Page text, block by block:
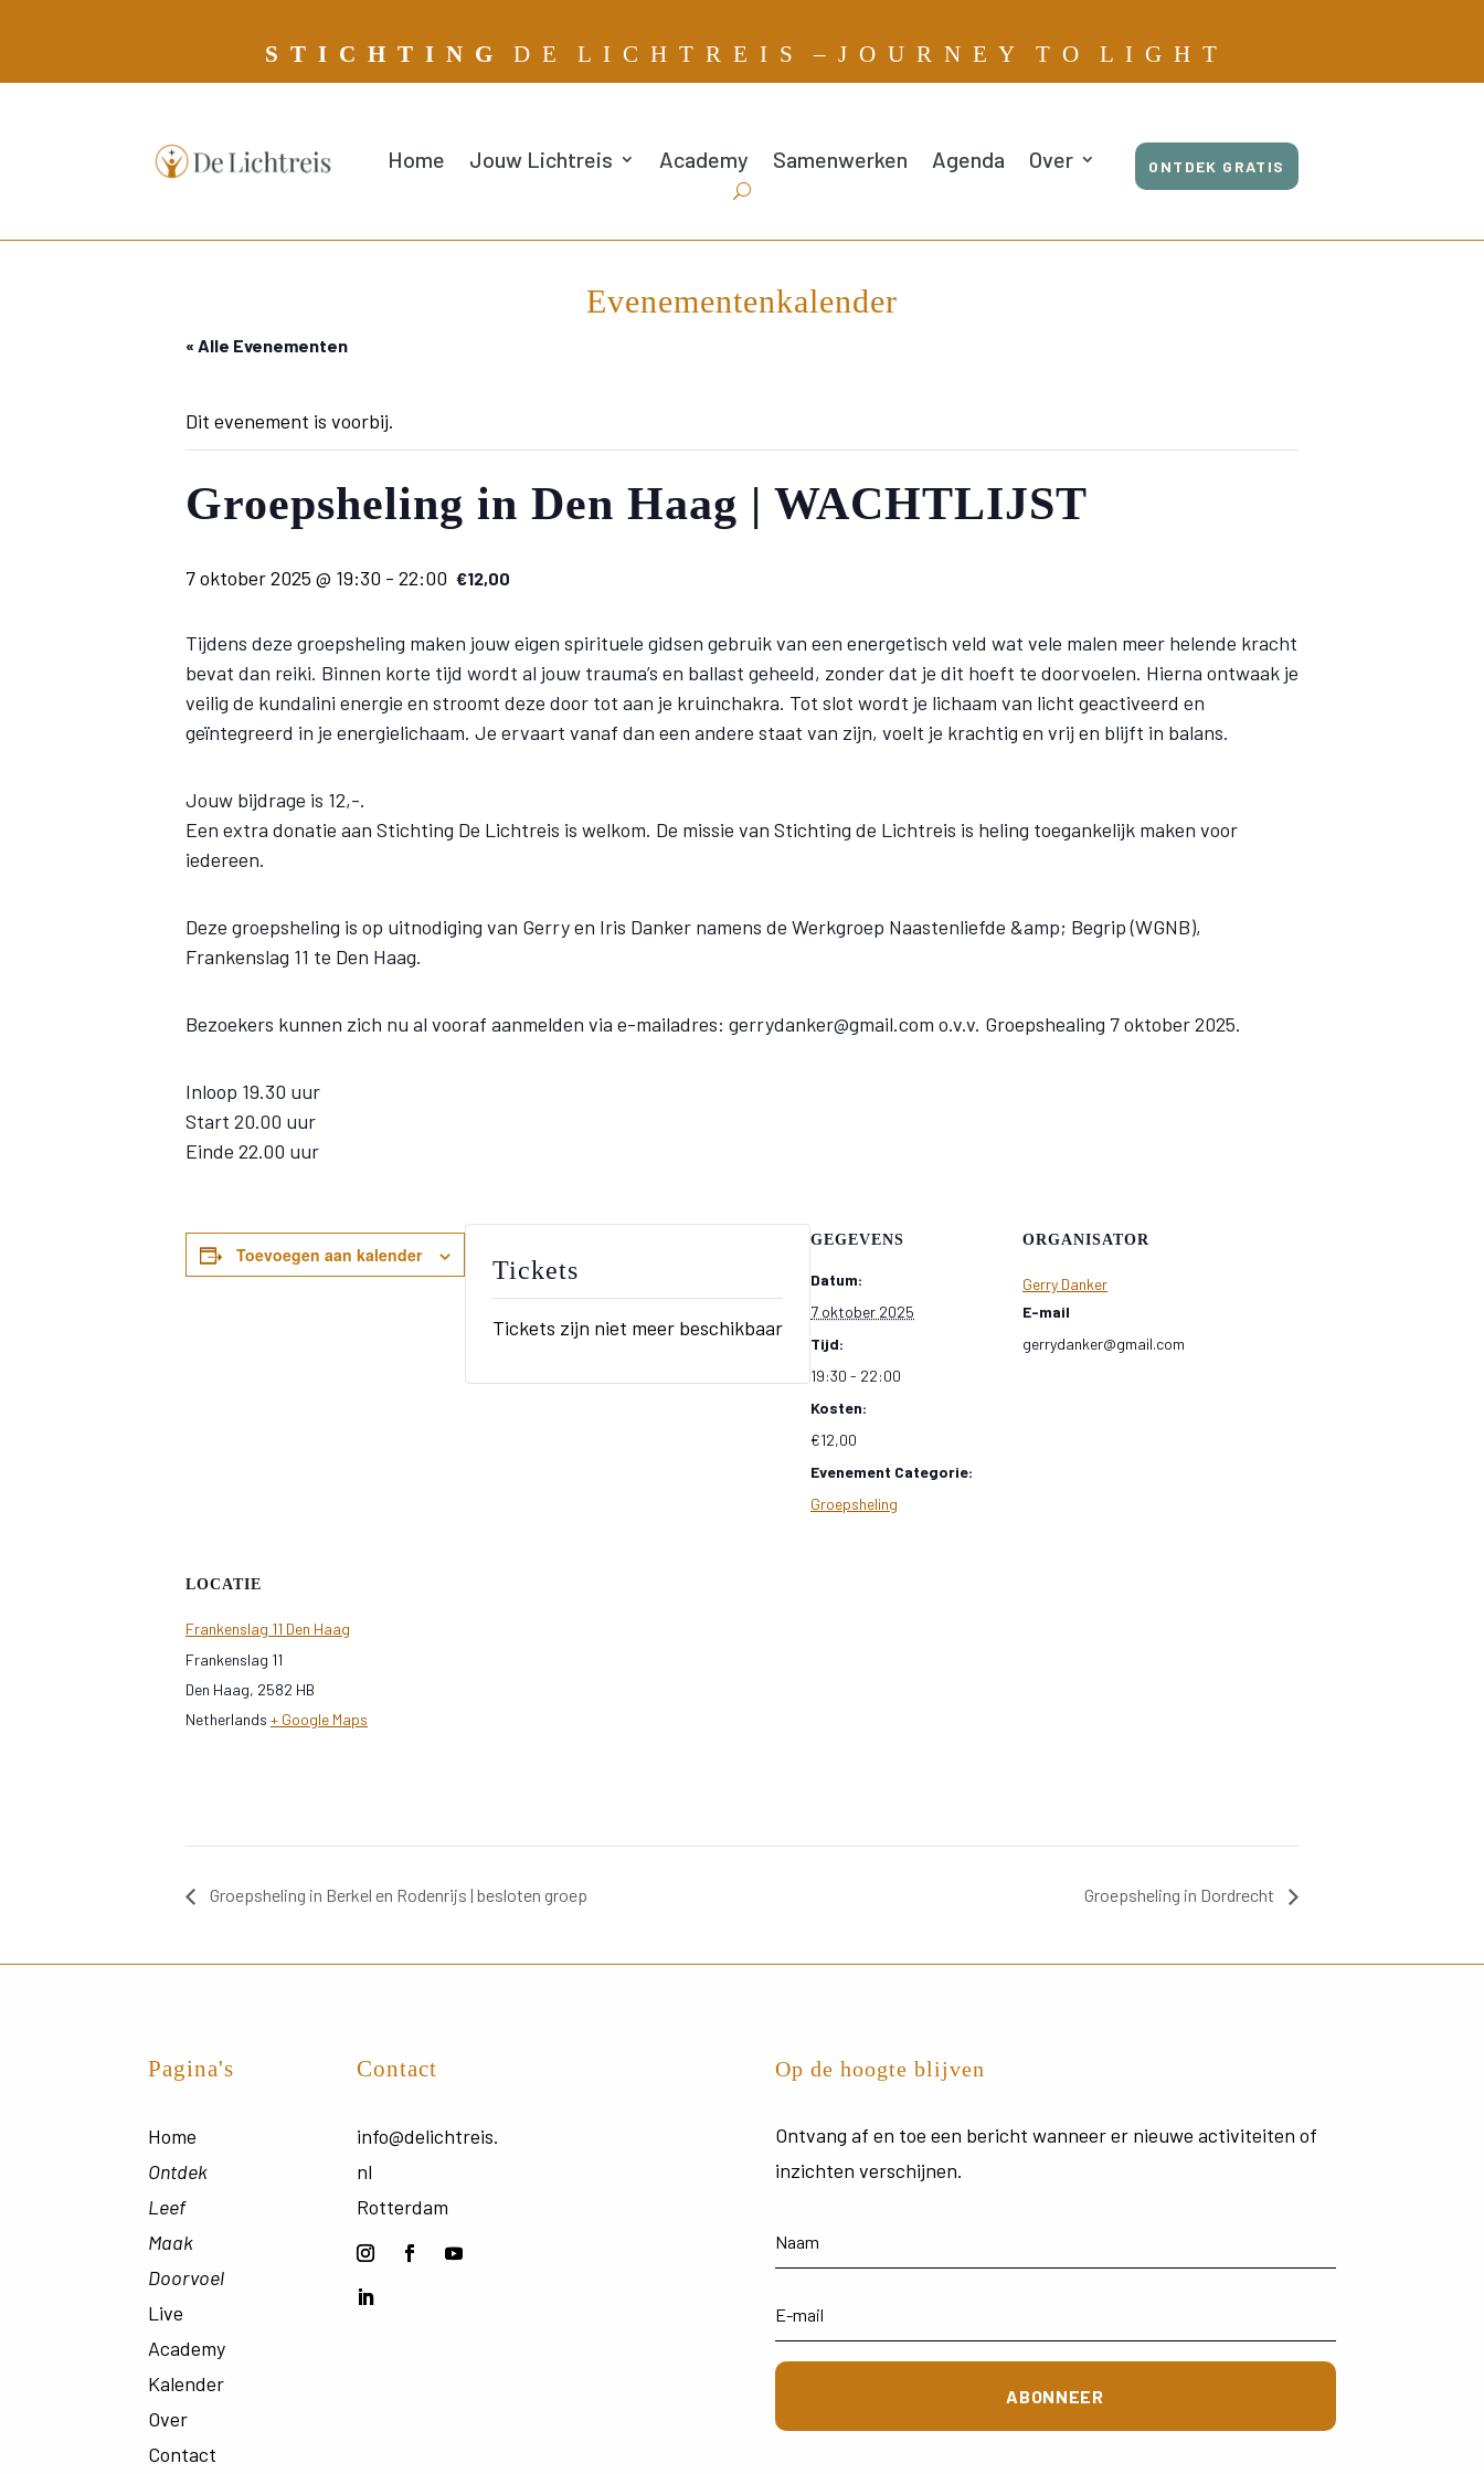
S T I C H T I N G D E L I C H T R E I S – J O U R N E Y T O L I G H T
Home Jouw Lichtreis Academy Samenwerken Agenda Over ONTDEK GRATIS
Evenementenkalender
« Alle Evenementen
Dit evenement is voorbij.
Groepsheling in Den Haag | WACHTLIJST
7 oktober 2025 @ 19:30 - 22:00 €12,00
Tijdens deze groepsheling maken jouw eigen spirituele gidsen gebruik van een energetisch veld wat vele malen meer helende kracht
bevat dan reiki. Binnen korte tijd wordt al jouw trauma’s en ballast geheeld, zonder dat je dit hoeft te doorvoelen. Hierna ontwaak je
veilig de kundalini energie en stroomt deze door tot aan je kruinchakra. Tot slot wordt je lichaam van licht geactiveerd en
geïntegreerd in je energielichaam. Je ervaart vanaf dan een andere staat van zijn, voelt je krachtig en vrij en blijft in balans.
Jouw bijdrage is 12,-.
Een extra donatie aan Stichting De Lichtreis is welkom. De missie van Stichting de Lichtreis is heling toegankelijk maken voor
iedereen.
Deze groepsheling is op uitnodiging van Gerry en Iris Danker namens de Werkgroep Naastenliefde &amp; Begrip (WGNB),
Frankenslag 11 te Den Haag.
Bezoekers kunnen zich nu al vooraf aanmelden via e-mailadres: gerrydanker@gmail.com o.v.v. Groepshealing 7 oktober 2025.
Inloop 19.30 uur
Start 20.00 uur
Einde 22.00 uur
Toevoegen aan kalender
Tickets
Tickets zijn niet meer beschikbaar
GEGEVENS
Datum:
7 oktober 2025
Tijd:
19:30 - 22:00
Kosten:
€12,00
Evenement Categorie:
Groepsheling
ORGANISATOR
Gerry Danker
E-mail
gerrydanker@gmail.com
LOCATIE
Frankenslag 11 Den Haag
Frankenslag 11
Den Haag, 2582 HB
Netherlands + Google Maps
Groepsheling in Berkel en Rodenrijs | besloten groep Groepsheling in Dordrecht
Pagina's
Home
Ontdek
Leef
Maak
Doorvoel
Live
Academy
Kalender
Over
Contact
Contact
info@delichtreis.
nl
Rotterdam
Op de hoogte blijven
Ontvang af en toe een bericht wanneerer nieuwe activiteiten of
inzichten verschijnen.
ABONNEER